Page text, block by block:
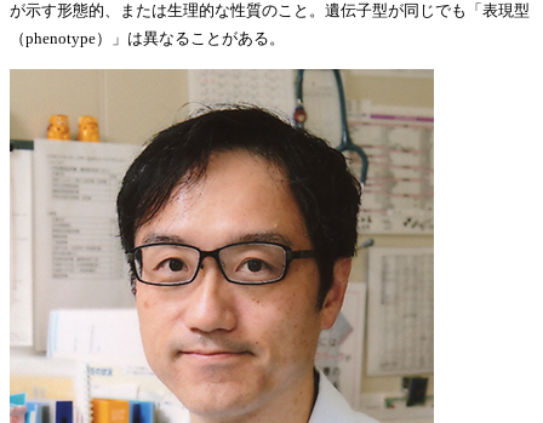
が示す形態的、または生理的な性質のこと。遺伝子型が同じでも「表現型
（phenotype）」は異なることがある。